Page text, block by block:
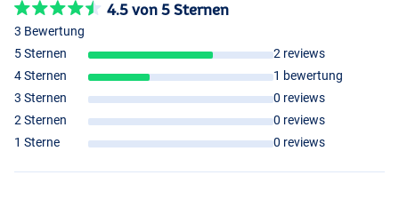
4.5 von 5 Sternen
3 Bewertung
5 Sternen
2 reviews
4 Sternen
1 bewertung
3 Sternen
0 reviews
2 Sternen
0 reviews
1 Sterne
0 reviews